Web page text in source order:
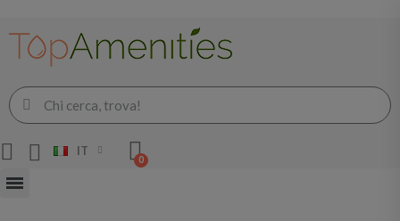
IT